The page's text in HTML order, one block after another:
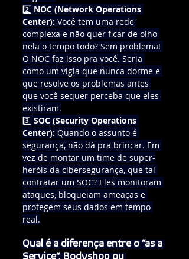
2️⃣ NOC (Network Operations
Center): Você tem uma rede
complexa e não quer ficar de olho
nela o tempo todo? Sem problema!
O NOC faz isso pra você. Seria
como um vigia que nunca dorme e
que resolve os problemas antes
que você sequer perceba que eles
existiram.
3️⃣ SOC (Security Operations
Center): Quando o assunto é
segurança, não dá pra brincar. Em
vez de montar um time de super-
heróis da cibersegurança, que tal
contratar um SOC? Eles monitoram
ataques, bloqueiam ameaças e
protegem seus dados em tempo
real.
Qual é a diferença entre o “as a